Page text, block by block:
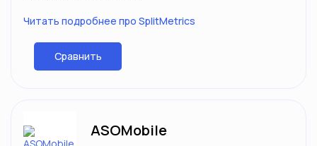
Читать подробнее про SplitMetrics
Сравнить
ASOMobile